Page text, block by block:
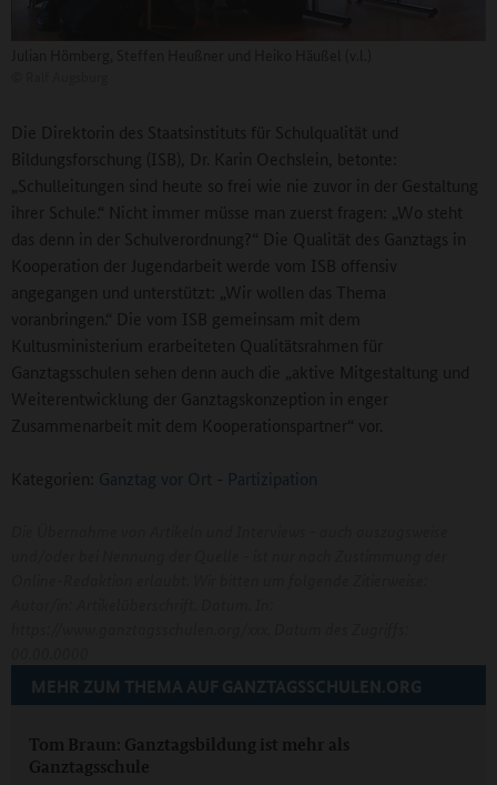
Die Direktorin des Staatsinstituts für Schulqualität und
Bildungsforschung (ISB), Dr. Karin Oechslein, betonte:
„Schulleitungen sind heute so frei wie nie zuvor in der Gestaltung
ihrer Schule.“ Nicht immer müsse man zuerst fragen: „Wo steht
das denn in der Schulverordnung?“ Die Qualität des Ganztags in
Kooperation der Jugendarbeit werde vom ISB offensiv
angegangen und unterstützt: „Wir wollen das Thema
voranbringen.“ Die vom ISB gemeinsam mit dem
Kultusministerium erarbeiteten Qualitätsrahmen für
Ganztagsschulen sehen denn auch die „aktive Mitgestaltung und
Weiterentwicklung der Ganztagskonzeption in enger
Zusammenarbeit mit dem Kooperationspartner“ vor.
Kategorien: Ganztag vor Ort - Partizipation
MEHR ZUM THEMA AUF GANZTAGSSCHULEN.ORG
Tom Braun: Ganztagsbildung ist mehr als
Ganztagsschule